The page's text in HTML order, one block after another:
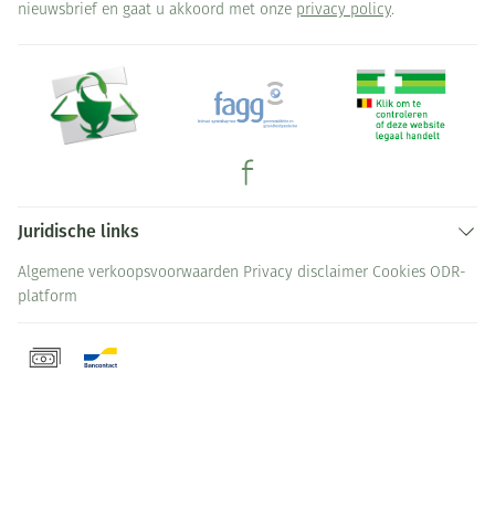
nieuwsbrief en gaat u akkoord met onze privacy policy.
Juridische links
Algemene verkoopsvoorwaarden Privacy disclaimer Cookies ODR-
platform